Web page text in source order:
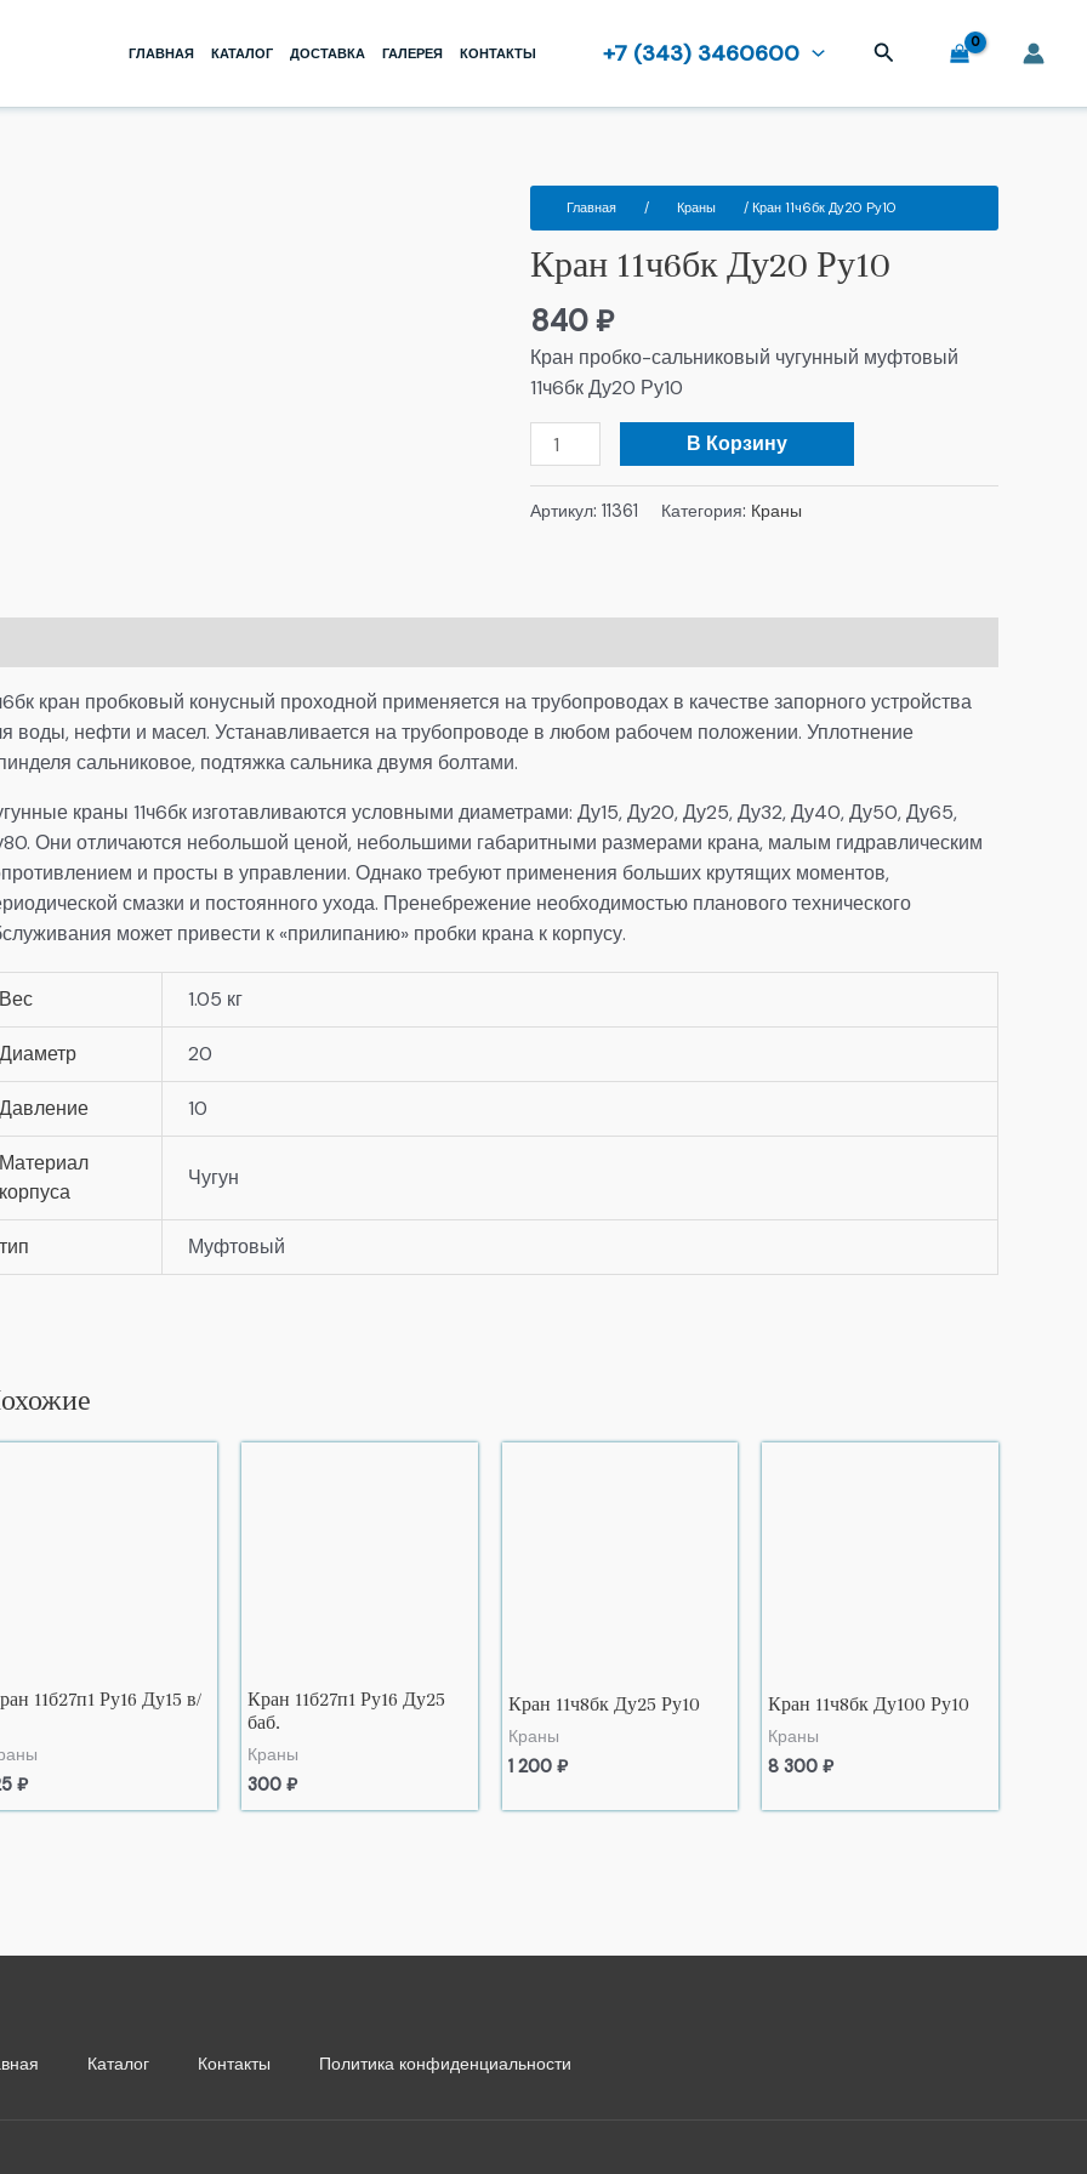
ГЛАВНАЯ КАТАЛОГ ДОСТАВКА ГАЛЕРЕЯ КОНТАКТЫ +7 (343) 3460600 Поиск
Главная / Краны / Кран 11ч6бк Ду20 Ру10
Кран 11ч6бк Ду20 Ру10
840₽
Кран пробко-сальниковый чугунный муфтовый
11ч6бк Ду20 Ру10
Количество
товара
Кран
11ч6бк
Ду20
Ру10
В Корзину
Артикул:11361 Категория: Краны
кран пробковый конусный проходной применяется на трубопроводах в качестве запорного устройства
воды, нефти и масел. Устанавливается на трубопроводе в любом рабочем положении. Уплотнение
сальниковое, подтяжка сальника двумя болтами.
краны 11ч6бк изготавливаются условными диаметрами: Ду15, Ду20, Ду25, Ду32, Ду40, Ду50, Ду65,
Они отличаются небольшой ценой, небольшими габаритными размерами крана, малым гидравлическим
и просты в управлении. Однако требуют применения больших крутящих моментов,
смазки и постоянного ухода. Пренебрежение необходимостью планового технического
может привести к «прилипанию» пробки крана к корпусу.
Вес 1.05 кг
Диаметр 20
Давление 10
Материал
корпуса
Чугун
тип Муфтовый
11б27п1 Ру16 Ду15 в/
₽
Кран 11б27п1 Ру16 Ду25
баб.
Краны
300 ₽
Кран 11ч8бк Ду25 Ру10
Краны
1 200 ₽
Кран 11ч8бк Ду100 Ру10
Краны
8 300₽
Каталог Контакты Политика конфиденциальности